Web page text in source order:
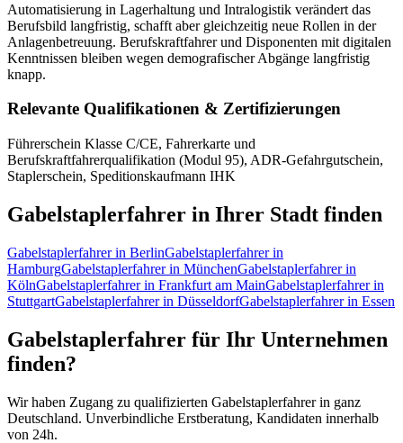
Automatisierung in Lagerhaltung und Intralogistik verändert das
Berufsbild langfristig, schafft aber gleichzeitig neue Rollen in der
Anlagenbetreuung. Berufskraftfahrer und Disponenten mit digitalen
Kenntnissen bleiben wegen demografischer Abgänge langfristig
knapp.
Relevante Qualifikationen & Zertifizierungen
Führerschein Klasse C/CE, Fahrerkarte und
Berufskraftfahrerqualifikation (Modul 95), ADR-Gefahrgutschein,
Staplerschein, Speditionskaufmann IHK
Gabelstaplerfahrer in Ihrer Stadt finden
Gabelstaplerfahrerin BerlinGabelstaplerfahrerin
HamburgGabelstaplerfahrerin MünchenGabelstaplerfahrerin
KölnGabelstaplerfahrerin Frankfurt am MainGabelstaplerfahrerin
StuttgartGabelstaplerfahrerin DüsseldorfGabelstaplerfahrerin Essen
Gabelstaplerfahrer für Ihr Unternehmen
finden?
Wir haben Zugang zu qualifizierten Gabelstaplerfahrerin ganz
Deutschland. Unverbindliche Erstberatung, Kandidaten innerhalb
von 24h.